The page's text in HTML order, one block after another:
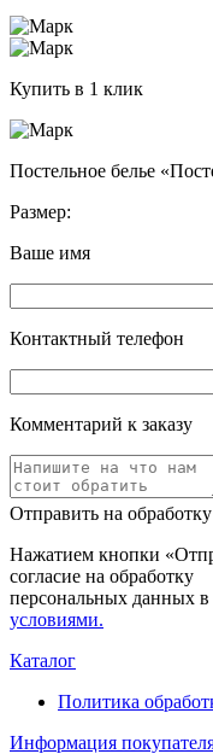
Купить в 1 клик
Постельное белье
Размер:
Ваше имя
Контактный телефон
Комментарий к заказу
Отправить на обработку
Нажатием кнопки
согласие на обработку
персональных данных в
условиями.
Каталог
Политика
Информация